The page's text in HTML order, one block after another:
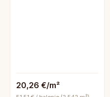
20,26 €/m²